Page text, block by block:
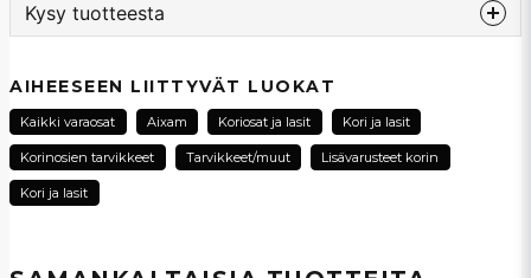
Kysy tuotteesta
Kysy meiltä tästä tuotteesta...
name
Nimi
AIHEESEEN LIITTYVÄT LUOKAT
Kaikki varaosat Aixam Koriosat ja lasit Kori ja lasit
Korinosien tarvikkeet Tarvikkeet/muut Lisävarusteet korin
Kori ja lasit